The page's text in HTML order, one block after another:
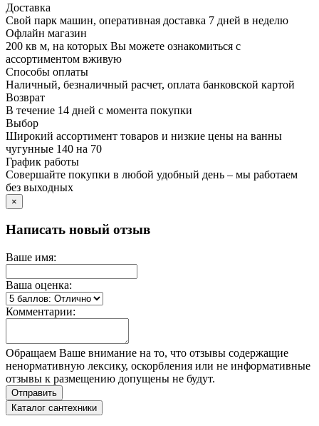
Доставка
Свой парк машин, оперативная доставка 7 дней в неделю
Офлайн магазин
200 кв м, на которых Вы можете ознакомиться с
ассортиментом вживую
Способы оплаты
Наличный, безналичный расчет, оплата банковской картой
Возврат
В течение 14 дней с момента покупки
Выбор
Широкий ассортимент товаров и низкие цены на ванны
чугунные 140 на 70
График работы
Совершайте покупки в любой удобный день – мы работаем
без выходных
×
Написать новый отзыв
Ваше имя:
Ваша оценка:
Комментарии:
Обращаем Ваше внимание на то, что отзывы содержащие
ненормативную лексику, оскорбления или не информативные
отзывы к размещению допущены не будут.
Каталог сантехники